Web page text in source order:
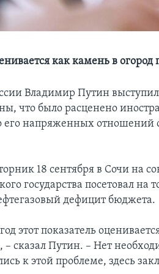
как камень в
Владимир Путин
что было расценено
его напряженных
18 сентября в Сочи на
государства посетовал на
дефицит бюджета.
этот показатель
– сказал Путин. – Нет
к этой проблеме, здесь